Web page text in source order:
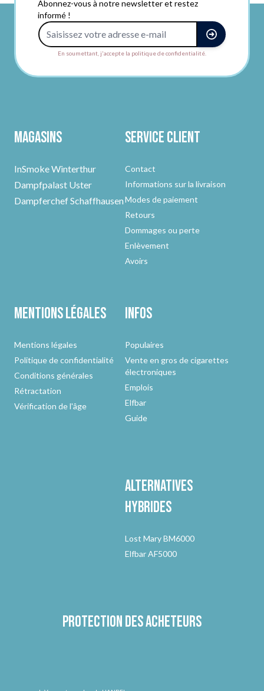
Abonnez-vous à notre newsletter et restez
informé !
En soumettant, j'accepte la politique de confidentialité.
Magasins
InSmoke Winterthur
Dampfpalast Uster
Dampferchef Schaffhausen
Service client
Contact
Informations sur la livraison
Modes de paiement
Retours
Dommages ou perte
Enlèvement
Avoirs
Mentions légales
Mentions légales
Politique de confidentialité
Conditions générales
Rétractation
Vérification de l'âge
Infos
Populaires
Vente en gros de cigarettes
électroniques
Emplois
Elfbar
Guide
Alternatives
hybrides
Lost Mary BM6000
Elfbar AF5000
Protection des acheteurs